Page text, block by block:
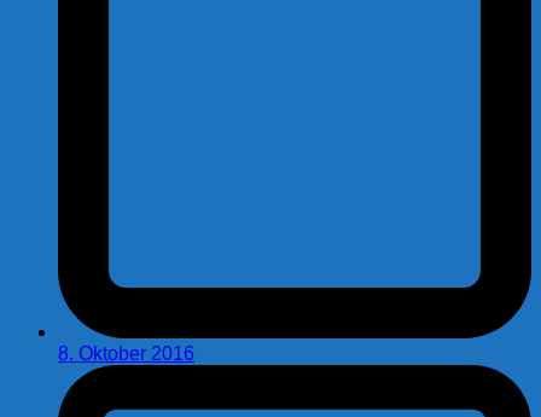
8. Oktober 2016